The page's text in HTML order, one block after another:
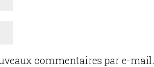
commentaires par e-mail.